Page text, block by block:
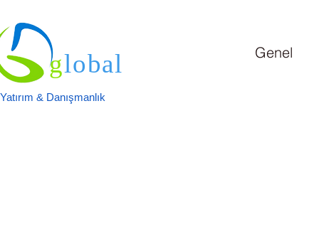
global Genel
Yatırım & Danışmanlık